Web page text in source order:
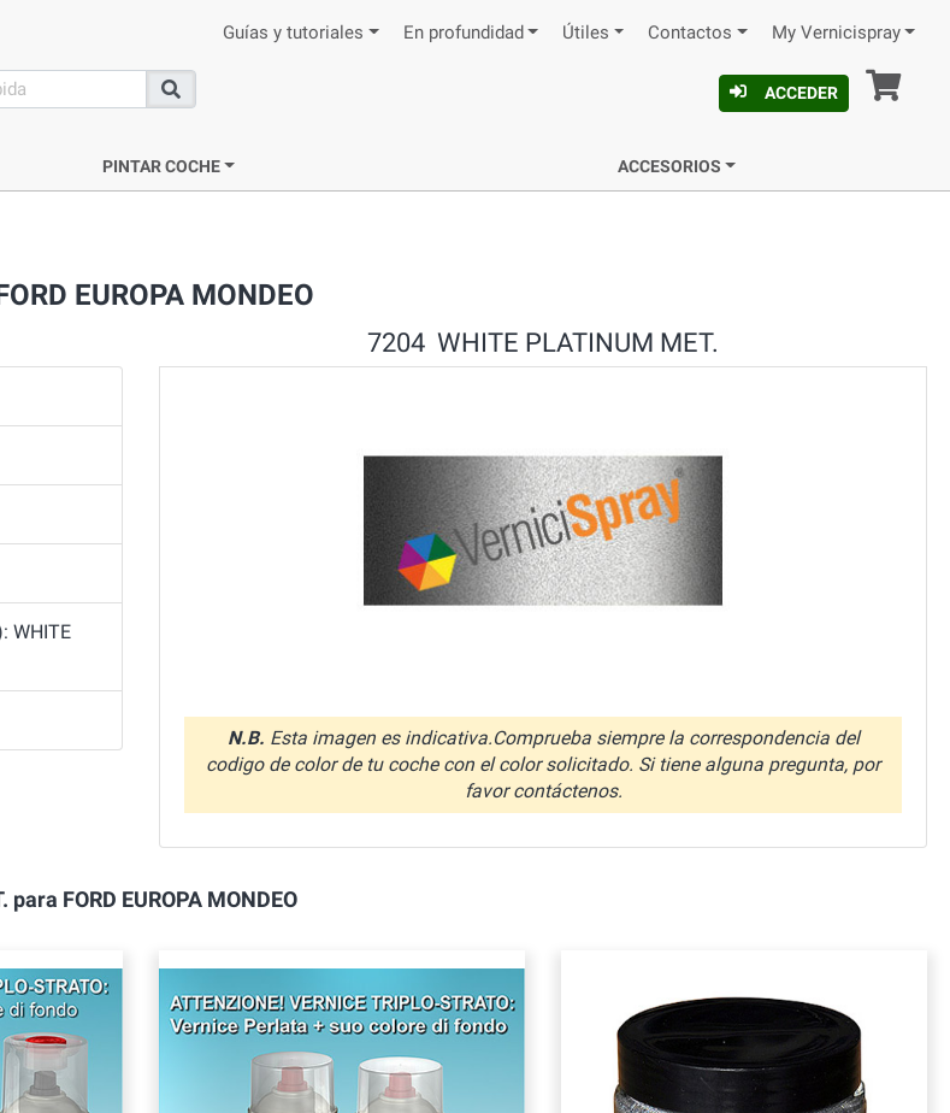
Guías y tutoriales En profundidad Útiles Contactos My Vernicispray
Buscar
ACCEDER
PINTAR COCHE ACCESORIOS
EUROPA MONDEO
WHITE
7204 WHITE PLATINUM MET.
N.B. Esta imagen es indicativa.Comprueba siempre la correspondencia del
codigo de color de tu coche con el color solicitado. Si tiene alguna pregunta, por
favor contáctenos.
FORD EUROPA MONDEO